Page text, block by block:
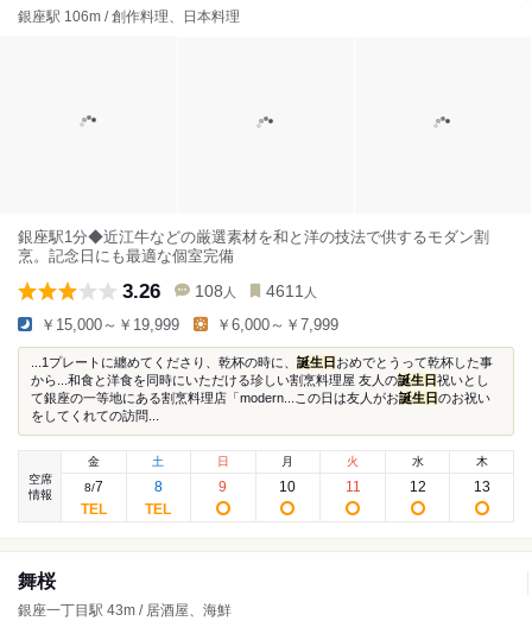
銀座駅 106m / 創作料理、日本料理
銀座駅1分◆近江牛などの厳選素材を和と洋の技法で供するモダン割
烹。記念日にも最適な個室完備
3.26 108 人 4611 人
￥15,000～￥19,999 ￥6,000～￥7,999
...1プレートに纏めてくださり、乾杯の時に、 誕生日 おめでとうって乾杯した事
から...和食と洋食を同時にいただける珍しい割烹料理屋 友人の誕生日祝いとし
て銀座の一等地にある割烹料理店「modern...この日は友人がお誕生日のお祝い
をしてくれての訪問...
空席
情報
金
8/7
土
8
日
9
月
10
火
11
水
12
木
13
舞桜
銀座一丁目駅 43m / 居酒屋、海鮮